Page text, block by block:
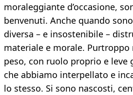
moraleggiante d’occasione,
benvenuti. Anche quando
diversa – e insostenibile –
materiale e morale.
peso, con ruolo proprio e leve
che abbiamo interpellato e
lo stesso. Si sono nascosti,